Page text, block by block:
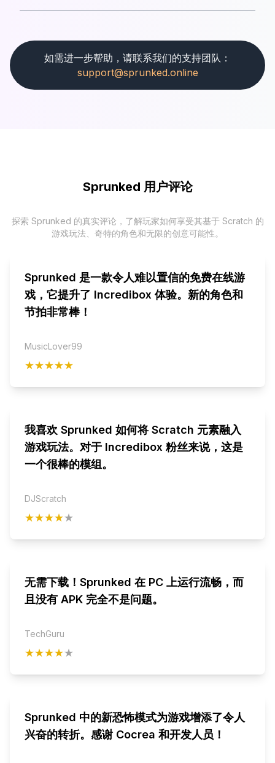
如需进一步帮助，请联系我们的支持团队：
support@sprunked.online
Sprunked 用户评论
探索 Sprunked 的真实评论，了解玩家如何享受其基于 Scratch 的
游戏玩法、奇特的角色和无限的创意可能性。
Sprunked 是一款令人难以置信的免费在线游
戏，它提升了 Incredibox 体验。新的角色和
节拍非常棒！
MusicLover99
★★★★★
我喜欢 Sprunked 如何将 Scratch 元素融入
游戏玩法。对于 Incredibox 粉丝来说，这是
一个很棒的模组。
DJScratch
★★★★★
无需下载！Sprunked 在 PC 上运行流畅，而
且没有 APK 完全不是问题。
TechGuru
★★★★★
Sprunked 中的新恐怖模式为游戏增添了令人
兴奋的转折。感谢 Cocrea 和开发人员！